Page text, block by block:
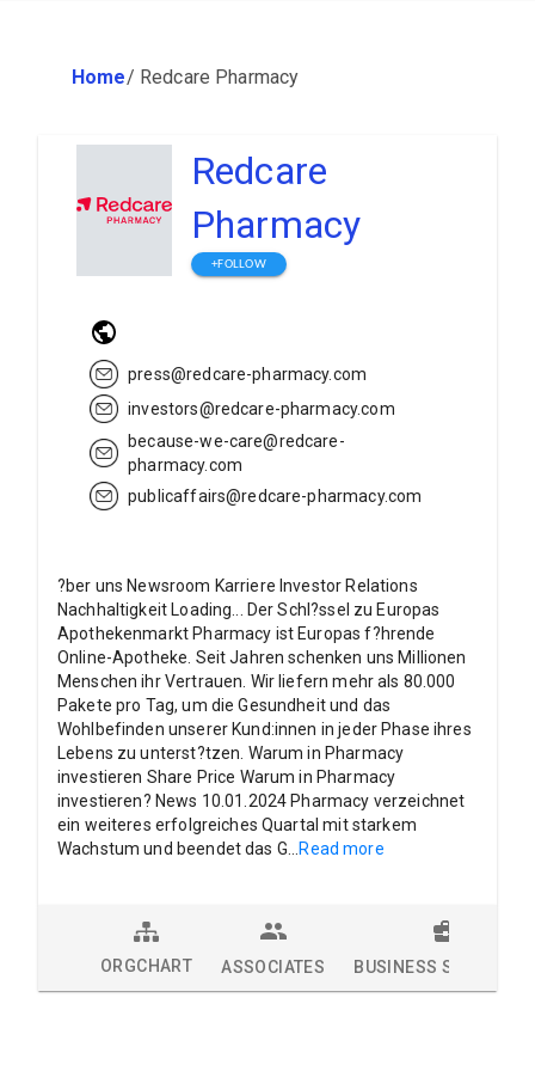
Home/ Redcare Pharmacy
Redcare
Pharmacy
+FOLLOW
press@redcare-pharmacy.com
investors@redcare-pharmacy.com
because-we-care@redcare-
pharmacy.com
publicaffairs@redcare-pharmacy.com
?ber uns Newsroom Karriere Investor Relations
Nachhaltigkeit Loading... Der Schl?ssel zu Europas
Apothekenmarkt Pharmacy ist Europas f?hrende
Online-Apotheke. Seit Jahren schenken uns Millionen
Menschen ihr Vertrauen. Wir liefern mehr als 80.000
Pakete pro Tag, um die Gesundheit und das
Wohlbefinden unserer Kund:innen in jeder Phase ihres
Lebens zu unterst?tzen. Warum in Pharmacy
investieren Share Price Warum in Pharmacy
investieren? News 10.01.2024 Pharmacy verzeichnet
ein weiteres erfolgreiches Quartal mit starkem
Wachstum und beendet das G
Read more
ORGCHART ASSOCIATES BUSINESS